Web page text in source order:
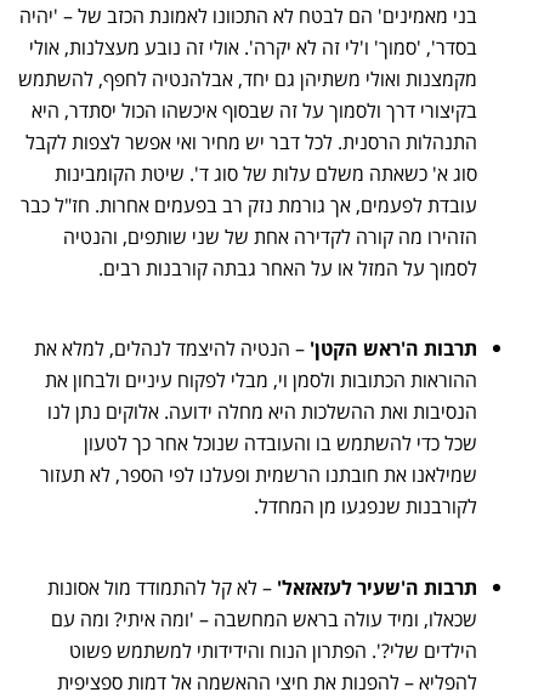
בני מאמינים' הם לבטח לא התכוונו לאמונת הכזב של – 'יהיה
בסדר', 'סמוך' ו'לי זה לא יקרה'. אולי זה נובע מעצלנות, אולי
מקמצנות ואולי משתיהן גם יחד, אבלהנטיה לחפף, להשתמש
בקיצורי דרך ולסמוך על זה שבסוף איכשהו הכול יסתדר, היא
התנהלות הרסנית. לכל דבר יש מחיר ואי אפשר לצפות לקבל
סוג א' כשאתה משלם עלות של סוג ד'. שיטת הקומבינות
עובדת לפעמים, אך גורמת נזק רב בפעמים אחרות. חז"ל כבר
הזהירו מה קורה לקדירה אחת של שני שותפים, והנטיה
לסמוך על המזל או על האחר גבתה קורבנות רבים.
תרבות ה'ראש הקטן' – הנטיה להיצמד לנהלים, למלא את
ההוראות הכתובות ולסמן וי, מבלי לפקוח עיניים ולבחון את
הנסיבות ואת ההשלכות היא מחלה ידועה. אלוקים נתן לנו
שכל כדי להשתמש בו והעובדה שנוכל אחר כך לטעון
שמילאנו את חובתנו הרשמית ופעלנו לפי הספר, לא תעזור
לקורבנות שנפגעו מן המחדל.
תרבות ה'שעיר לעזאזאל' – לא קל להתמודד מול אסונות
שכאלו, ומיד עולה בראש המחשבה – 'ומה איתי? ומה עם
הילדים שלי?'. הפתרון הנוח והידידותי למשתמש פשוט
להפליא – להפנות את חיצי ההאשמה אל דמות ספציפית